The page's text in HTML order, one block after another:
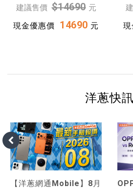
建議售價 $14690 元
現金優惠價
14690 元
洋蔥快訊
【洋蔥網通Mobile】8月